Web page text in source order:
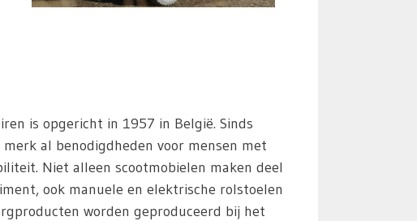
is opgericht in 1957 in België. Sinds
al benodigdheden voor mensen met
Niet alleen scootmobielen maken deel
ook manuele en elektrische rolstoelen
worden geproduceerd bij het